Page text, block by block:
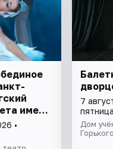
имени
•
7
пятница
Дом
Горького